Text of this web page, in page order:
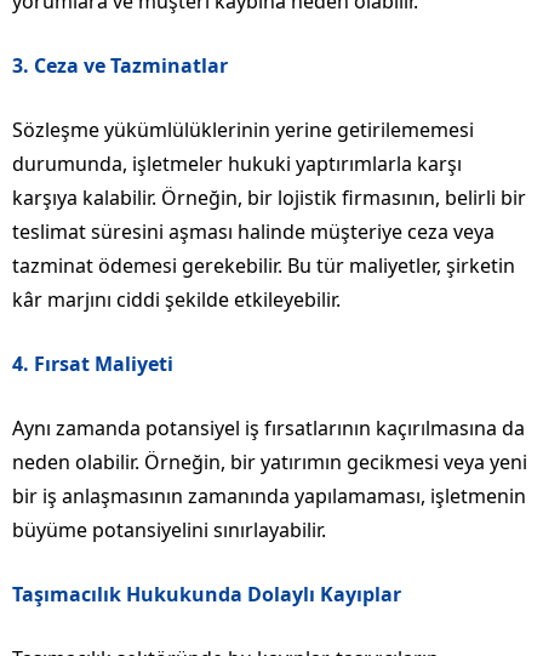
3. Ceza ve Tazminatlar
Sözleşme yükümlülüklerinin yerine getirilememesi
durumunda, işletmeler hukuki yaptırımlarla karşı
karşıya kalabilir. Örneğin, bir lojistik firmasının, belirli bir
teslimat süresini aşması halinde müşteriye ceza veya
tazminat ödemesi gerekebilir. Bu tür maliyetler, şirketin
kâr marjını ciddi şekilde etkileyebilir.
4. Fırsat Maliyeti
Aynı zamanda potansiyel iş fırsatlarının kaçırılmasına da
neden olabilir. Örneğin, bir yatırımın gecikmesi veya yeni
bir iş anlaşmasının zamanında yapılamaması, işletmenin
büyüme potansiyelini sınırlayabilir.
Taşımacılık Hukukunda Dolaylı Kayıplar